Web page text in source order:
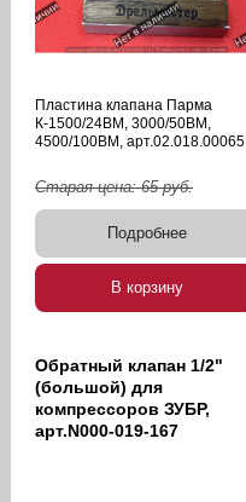
Пластина клапана Парма
К-1500/24ВМ, 3000/50ВМ,
4500/100ВМ, арт.02.018.00065
Старая цена:65руб.
Подробнее
В корзину
Обратный клапан 1/2"
(большой) для
компрессоров ЗУБР,
арт.N000-019-167